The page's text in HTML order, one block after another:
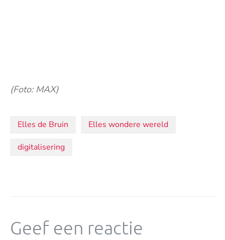
(Foto: MAX)
Onderwerpen:
Elles de Bruin Elles wondere wereld
digitalisering
Geef een reactie